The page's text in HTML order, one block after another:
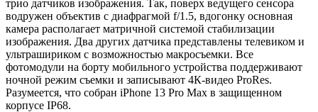
трио датчиков изображения. Так, поверх ведущего сенсора
водружен объектив с диафрагмой f/1.5, вдогонку основная
камера располагает матричной системой стабилизации
изображения. Два других датчика представлены телевиком и
ультрашириком с возможностью макросъемки. Все
фотомодули на борту мобильного устройства поддерживают
ночной режим съемки и записывают 4К-видео ProRes.
Разумеется, что собран iPhone 13 Pro Max в защищенном
корпусе IP68.